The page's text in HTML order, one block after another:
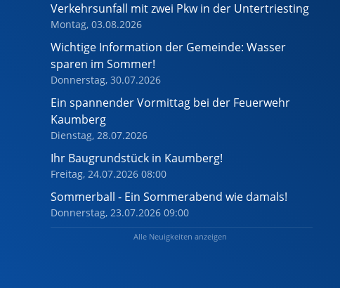
Verkehrsunfall mit zwei Pkw in der Untertriesting
Montag, 03.08.2026
Wichtige Information der Gemeinde: Wasser
sparen im Sommer!
Donnerstag, 30.07.2026
Ein spannender Vormittag bei der Feuerwehr
Kaumberg
Dienstag, 28.07.2026
Ihr Baugrundstück in Kaumberg!
Freitag, 24.07.2026 08:00
Sommerball - Ein Sommerabend wie damals!
Donnerstag, 23.07.2026 09:00
Alle Neuigkeiten anzeigen